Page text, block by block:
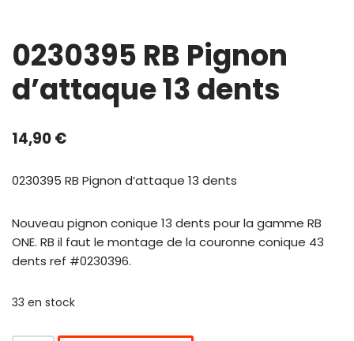
0230395 RB Pignon
d’attaque 13 dents
14,90€
0230395 RB Pignon d’attaque 13 dents
Nouveau pignon conique 13 dents pour la gamme RB
ONE. RB il faut le montage de la couronne conique 43
dents ref #0230396.
33 en stock